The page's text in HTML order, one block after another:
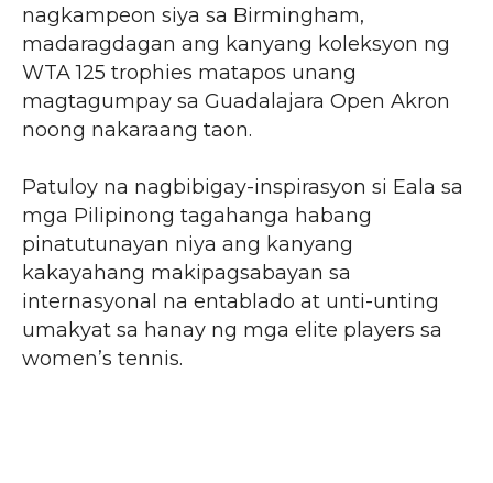
nagkampeon siya sa Birmingham,
madaragdagan ang kanyang koleksyon ng
WTA 125 trophies matapos unang
magtagumpay sa Guadalajara Open Akron
noong nakaraang taon.
Patuloy na nagbibigay-inspirasyon si Eala sa
mga Pilipinong tagahanga habang
pinatutunayan niya ang kanyang
kakayahang makipagsabayan sa
internasyonal na entablado at unti-unting
umakyat sa hanay ng mga elite players sa
women’s tennis.